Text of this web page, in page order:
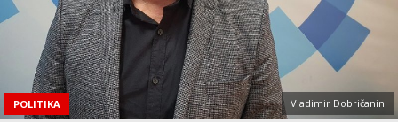
POLITIKA Vladimir Dobričanin